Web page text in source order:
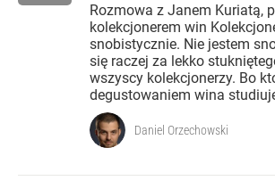
Rozmowa z Janem Kuriatą,
kolekcjonerem win
snobistycznie. Nie jestem
się raczej za lekko
wszyscy kolekcjonerzy. Bo
degustowaniem wina
Daniel Orzechowski